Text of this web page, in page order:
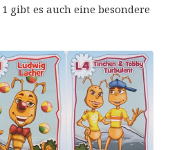
gibt es auch eine besondere